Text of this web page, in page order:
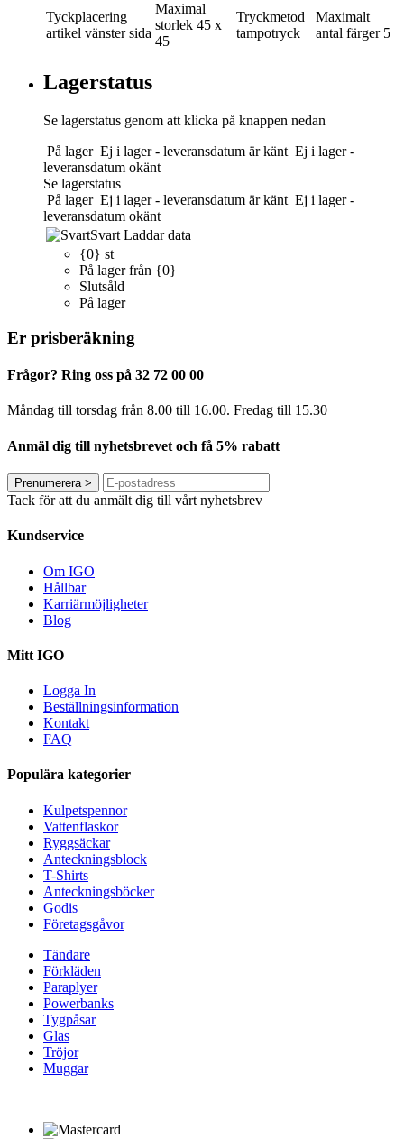
Tyckplacering
artikel vänster sida
Maximal
storlek 45 x
45
Tryckmetod
tampotryck
Maximalt
antal färger 5
Lagerstatus
Se lagerstatus genom att klicka på knappen nedan
På lager Ej i lager - leveransdatum är känt Ej i lager -
leveransdatum okänt
Se lagerstatus
På lager Ej i lager - leveransdatum är känt Ej i lager -
leveransdatum okänt
Svart Laddar data
{0} st
På lager från {0}
Slutsåld
På lager
Er prisberäkning
Frågor? Ring oss på 32 72 00 00
Måndag till torsdag från 8.00 till 16.00. Fredag ​​till 15.30
Anmäl dig till nyhetsbrevet och få 5% rabatt
Prenumerera>
Tack för att du anmält dig till vårt nyhetsbrev
Kundservice
Om IGO
Hållbar
Karriärmöjligheter
Blog
Mitt IGO
Logga In
Beställningsinformation
Kontakt
FAQ
Populära kategorier
Kulpetspennor
Vattenflaskor
Ryggsäckar
Anteckningsblock
T-Shirts
Anteckningsböcker
Godis
Företagsgåvor
Tändare
Förkläden
Paraplyer
Powerbanks
Tygpåsar
Glas
Tröjor
Muggar